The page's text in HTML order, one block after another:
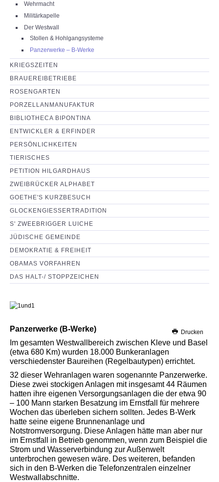
Wehrmacht
Militärkapelle
Der Westwall
Stollen & Hohlgangsysteme
Panzerwerke – B-Werke
KRIEGSZEITEN
BRAUEREIBETRIEBE
ROSENGARTEN
PORZELLANMANUFAKTUR
BIBLIOTHECA BIPONTINA
ENTWICKLER & ERFINDER
PERSÖNLICHKEITEN
TIERISCHES
PETITION HILGARDHAUS
ZWEIBRÜCKER ALPHABET
GOETHE'S KURZBESUCH
GLOCKENGIESSERTRADITION
S' ZWEEBRIGGER LUICHE
JÜDISCHE GEMEINDE
DEMOKRATIE & FREIHEIT
OBAMAS VORFAHREN
DAS HALT-/ STOPPZEICHEN
Drucken
Panzerwerke (B-Werke)
Im gesamten Westwallbereich zwischen Kleve und Basel
(etwa 680 Km) wurden 18.000 Bunkeranlagen
verschiedenster Baureihen (Regelbautypen) errichtet.
32 dieser Wehranlagen waren sogenannte Panzerwerke.
Diese zwei stockigen Anlagen mit insgesamt 44 Räumen
hatten ihre eigenen Versorgungsanlagen die der etwa 90
– 100 Mann starken Besatzung im Ernstfall für mehrere
Wochen das überleben sichern sollten. Jedes B-Werk
hatte seine eigene Brunnenanlage und
Notstromversorgung. Diese Anlagen hätte man aber nur
im Ernstfall in Betrieb genommen, wenn zum Beispiel die
Strom und Wasserverbindung zur Außenwelt
unterbrochen gewesen wäre. Des weiteren, befanden
sich in den B-Werken die Telefonzentralen einzelner
Westwallabschnitte.